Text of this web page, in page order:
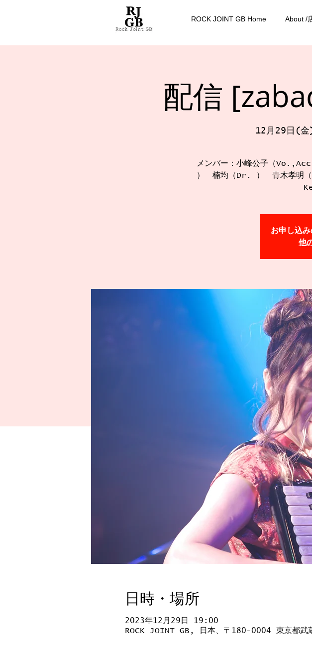
ROCK JOINT GB Home About /
配信
12月29日(金
メンバー：小峰公子（
） 楠均（Dr. ） 青木孝明
お申し込み
他
日時・場所
2023年12月29日 19:00
ROCK JOINT GB, 日本、〒180-0004 東京都武